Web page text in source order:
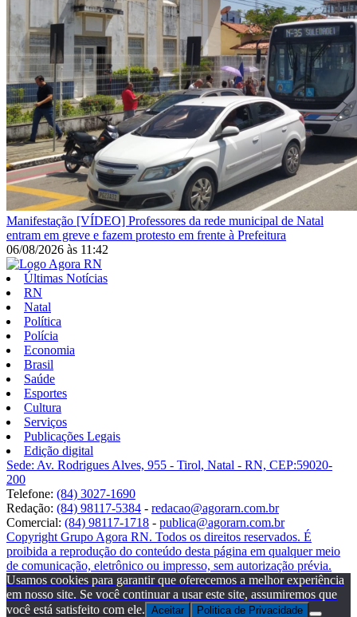
Manifestação [VÍDEO] Professores da rede municipal de Natal
entram em greve e fazem protesto em frente à Prefeitura
06/08/2026 às 11:42
Últimas Notícias
RN
Natal
Política
Polícia
Economia
Brasil
Saúde
Esportes
Cultura
Serviços
Publicações Legais
Edição digital
Sede: Av. Rodrigues Alves, 955 - Tirol, Natal - RN, CEP:59020-
200
Telefone: (84) 3027-1690
Redação: (84) 98117-5384 - redacao@agorarn.com.br
Comercial: (84) 98117-1718 - publica@agorarn.com.br
Copyright Grupo Agora RN. Todos os direitos reservados. É
proibida a reprodução do conteúdo desta página em qualquer meio
de comunicação, eletrônico ou impresso, sem autorização prévia.
Usamos cookies para garantir que oferecemos a melhor experiência
em nosso site. Se você continuar a usar este site, assumiremos que
você está satisfeito com ele. Aceitar Politica de Privacidade